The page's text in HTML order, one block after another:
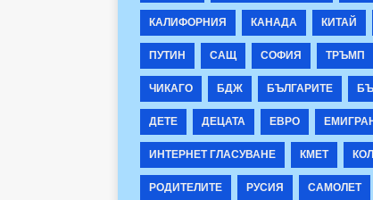
КАЛИФОРНИЯ
КАНАДА КИТАЙ
ПУТИН
САЩ СОФИЯ ТРЪМП
ЧИКАГО
БДЖ БЪЛГАРИТЕ
ДЕТЕ
ДЕЦАТА ЕВРО
ИНТЕРНЕТ ГЛАСУВАНЕ
КМЕТ
РОДИТЕЛИТЕ
РУСИЯ САМОЛЕТ